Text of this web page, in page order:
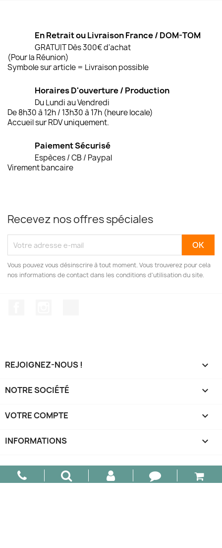
En Retrait ou Livraison France / DOM-TOM
GRATUIT Dès 300€ d'achat
(Pour la Réunion)
Symbole sur article = Livraison possible
Horaires D'ouverture / Production
Du Lundi au Vendredi
De 8h30 à 12h / 13h30 à 17h (heure locale)
Accueil sur RDV uniquement.
Paiement Sécurisé
Espèces / CB / Paypal
Virement bancaire
Recevez nos offres spéciales
Vous pouvez vous désinscrire à tout moment. Vous trouverez pour cela
nos informations de contact dans les conditions d'utilisation du site.
REJOIGNEZ-NOUS ! 
NOTRE SOCIÉTÉ 
VOTRE COMPTE 
INFORMATIONS keyboard_arrow_down
© 2026 - AM Design - Tous droits réservés.